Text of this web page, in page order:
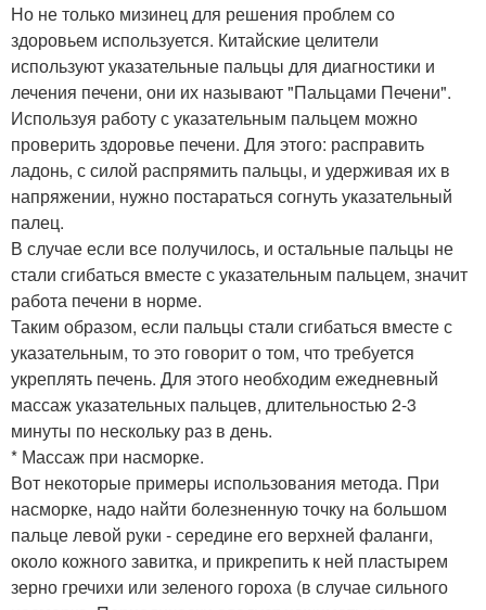
Но не только мизинец для решения проблем со
здоровьем используется. Китайские целители
используют указательные пальцы для диагностики и
лечения печени, они их называют "Пальцами Печени".
Используя работу с указательным пальцем можно
проверить здоровье печени. Для этого: расправить
ладонь, с силой распрямить пальцы, и удерживая их в
напряжении, нужно постараться согнуть указательный
палец.
В случае если все получилось, и остальные пальцы не
стали сгибаться вместе с указательным пальцем, значит
работа печени в норме.
Таким образом, если пальцы стали сгибаться вместе с
указательным, то это говорит о том, что требуется
укреплять печень. Для этого необходим ежедневный
массаж указательных пальцев, длительностью 2-3
минуты по нескольку раз в день.
* Массаж при насморке.
Вот некоторые примеры использования метода. При
насморке, надо найти болезненную точку на большом
пальце левой руки - середине его верхней фаланги,
около кожного завитка, и прикрепить к ней пластырем
зерно гречихи или зеленого гороха (в случае сильного